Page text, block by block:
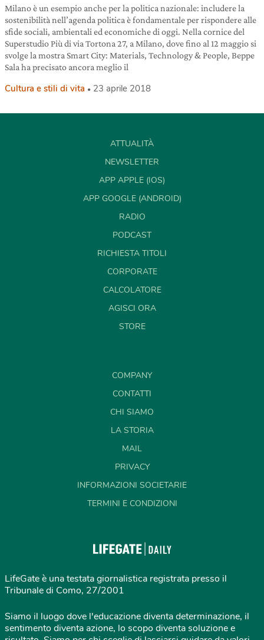
Milano è un esempio anche per la politica nazionale: includere la
sostenibilità nell’agenda politica è fondamentale per rispondere alle
sfide sociali, ambientali ed economiche di oggi. Nella cornice del
Superstudio Più di via Tortona 27, a Milano, dove fino al 12 maggio si
svolge la mostra Smart City: Materials, Technology & People, Beppe
Sala ha precisato ancora meglio il
Cultura e stili di vita 23 aprile 2018
ATTUALITÀ
NEWSLETTER
APP APPLE (IOS)
APP GOOGLE (ANDROID)
RADIO
PODCAST
RICHIESTA TITOLI
CORPORATE
CALCOLATORE
AGISCI ORA
STORE
COMPANY
CONTATTI
CHI SIAMO
LA STORIA
MAIL
PRIVACY
INFORMAZIONI SOCIETARIE
TERMINI E CONDIZIONI
LifeGate è una testata giornalistica registrata presso il
Tribunale di Como, 27/2001
Siamo il luogo dove l'educazione diventa determinazione, il
sentimento diventa azione, lo scopo diventa soluzione e